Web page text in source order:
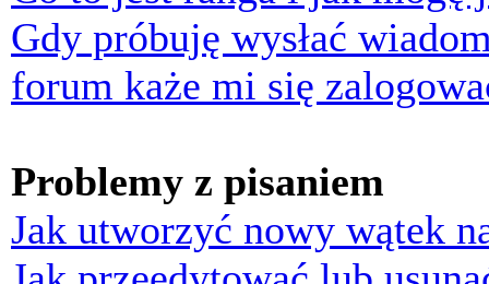
Gdy próbuję wysłać
forum każe mi się
Problemy z pisaniem
Jak utworzyć nowy wątek